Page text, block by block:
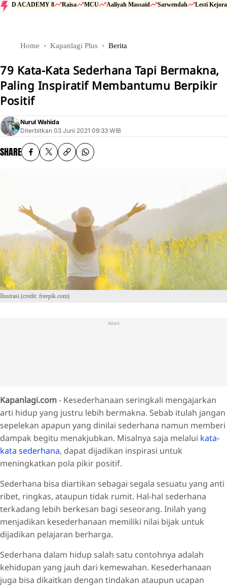
D ACADEMY 8 Raisa MCU Aaliyah Massaid Sarwendah Lesti Kejora
Home Kapanlagi Plus Berita
79 Kata-Kata Sederhana Tapi Bermakna,
Paling Inspiratif Membantumu Berpikir
Positif
Nurul Wahida
Diterbitkan 03 Juni 2021 09:33 WIB
SHARE
Ilustrasi (credit: freepik.com)
Iklan
Kapanlagi.com- Kesederhanaan seringkali mengajarkan
arti hidup yang justru lebih bermakna. Sebab itulah jangan
sepelekan apapun yang dinilai sederhana namun memberi
dampak begitu menakjubkan. Misalnya saja melalui kata-
kata sederhana, dapat dijadikan inspirasi untuk
meningkatkan pola pikir positif.
Sederhana bisa diartikan sebagai segala sesuatu yang anti
ribet, ringkas, ataupun tidak rumit. Hal-hal sederhana
terkadang lebih berkesan bagi seseorang. Inilah yang
menjadikan kesederhanaan memiliki nilai bijak untuk
dijadikan pelajaran berharga.
Sederhana dalam hidup salah satu contohnya adalah
kehidupan yang jauh dari kemewahan. Kesederhanaan
juga bisa dikaitkan dengan tindakan ataupun ucapan